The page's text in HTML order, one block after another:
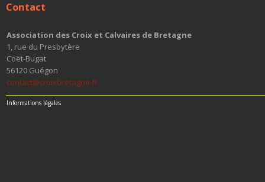
Contact
Association des Croix et Calvaires de Bretagne
1, rue du Presbytère
Coët-Bugat
56120 Guégon
contact@croixbretagne.fr
Informations légales